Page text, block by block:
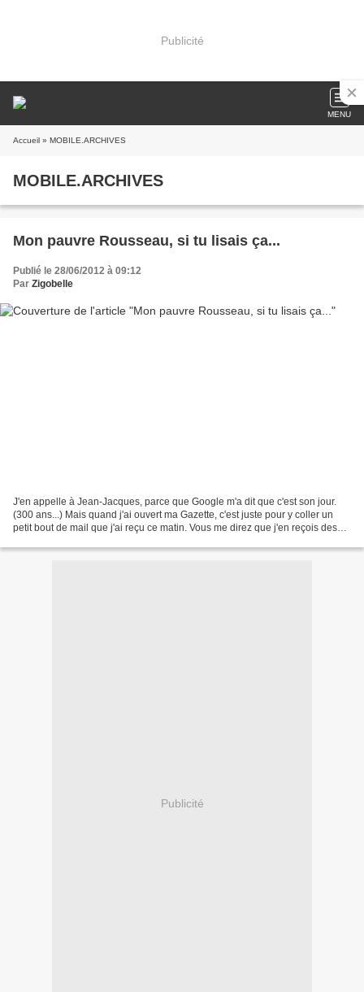
Publicité
MENU
Accueil » MOBILE.ARCHIVES
MOBILE.ARCHIVES
Mon pauvre Rousseau, si tu lisais ça...
Publié le 28/06/2012 à 09:12
Par Zigobelle
J'en appelle à Jean-Jacques, parce que Google m'a dit que c'est son jour.
(300 ans...) Mais quand j'ai ouvert ma Gazette, c'est juste pour y coller un
petit bout de mail que j'ai reçu ce matin. Vous me direz que j'en reçois des
Publicité